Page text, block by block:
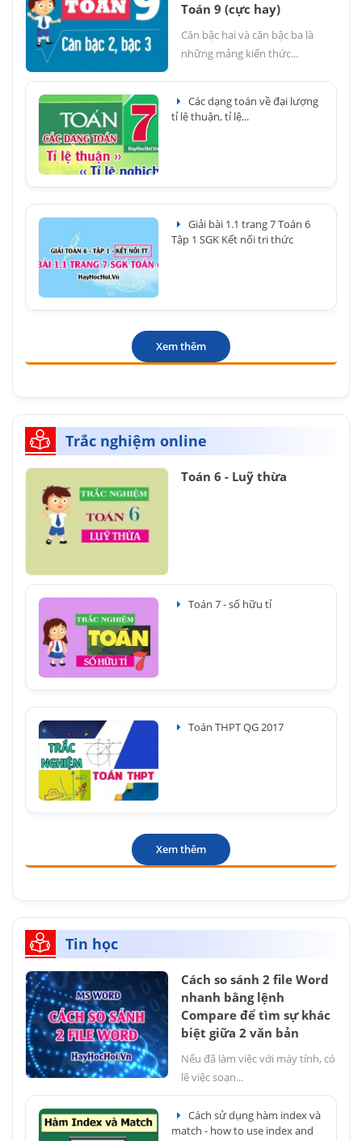
Toán 9 (cực hay)
Căn bậc hai và căn bậc ba là
những mảng kiến thức...
Các dạng toán về đại lượng
tỉ lệ thuận, tỉ lệ...
Giải bài 1.1 trang 7 Toán 6
Tập 1 SGK Kết nối tri thức
Xem thêm
Trắc nghiệm online
Toán 6 - Luỹ thừa
Toán 7 - số hữu tỉ
Toán THPT QG 2017
Xem thêm
Tin học
Cách so sánh 2 file Word
nhanh bằng lệnh
Compare để tìm sự khác
biệt giữa 2 văn bản
Nếu đã làm việc với máy tính, có
lẽ việc soạn...
Cách sử dụng hàm index và
match - how to use index and